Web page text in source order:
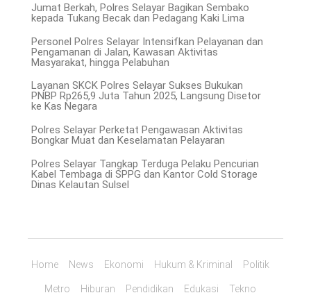
Jumat Berkah, Polres Selayar Bagikan Sembako
kepada Tukang Becak dan Pedagang Kaki Lima
Personel Polres Selayar Intensifkan Pelayanan dan
Pengamanan di Jalan, Kawasan Aktivitas
Masyarakat, hingga Pelabuhan
Layanan SKCK Polres Selayar Sukses Bukukan
PNBP Rp265,9 Juta Tahun 2025, Langsung Disetor
ke Kas Negara
Polres Selayar Perketat Pengawasan Aktivitas
Bongkar Muat dan Keselamatan Pelayaran
Polres Selayar Tangkap Terduga Pelaku Pencurian
Kabel Tembaga di SPPG dan Kantor Cold Storage
Dinas Kelautan Sulsel
Home News Ekonomi Hukum & Kriminal Politik
Metro Hiburan Pendidikan Edukasi Tekno